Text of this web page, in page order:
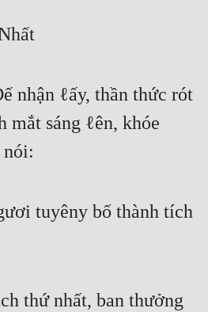
nhận ℓấy, thần thức rót
mắt sáng ℓên, khóe
nói:
tuyêny bố thành tích
thứ nhất, ban thưởng